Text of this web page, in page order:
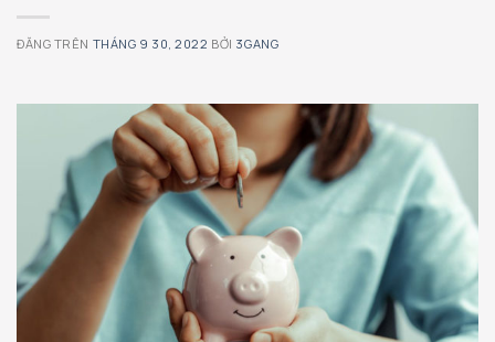
ĐĂNG TRÊN THÁNG 9 30, 2022 BỞI 3GANG